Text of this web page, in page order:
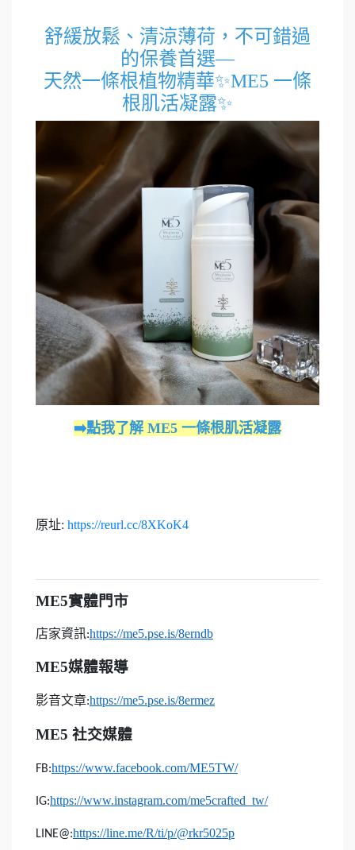
舒緩放鬆、清涼薄荷，不可錯過
的保養首選—
天然一條根植物精華✨ME5 一條
根肌活凝露✨
➡️點我了解 ME5 一條根肌活凝露
原址: https://reurl.cc/8XKoK4
ME5實體門市
店家資訊:https://me5.pse.is/8erndb
ME5媒體報導
影音文章:https://me5.pse.is/8ermez
ME5 社交媒體
FB:https://www.facebook.com/ME5TW/
IG:https://www.instagram.com/me5crafted_tw/
LINE@:https://line.me/R/ti/p/@rkr5025p